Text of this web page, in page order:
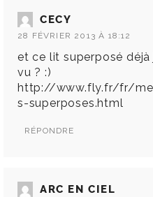
CECY
28 FÉVRIER 2013 À 18:12
et ce lit superposé déjà
vu ? :)
http://www.fly.fr/fr/
s-superposes.html
RÉPONDRE
ARC EN CIEL